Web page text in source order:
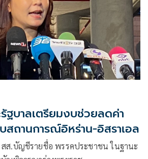
บาลเตรียมงบช่วยลดค่า
ถานการณ์อิหร่าน-อิสราเอล
ส.บัญชีรายชื่อ พรรคประชาชน ในฐานะ